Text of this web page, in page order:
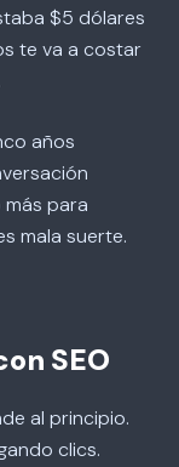
$5 dólares
te va a costar
años
más para
mala suerte.
SEO
al principio.
clics.